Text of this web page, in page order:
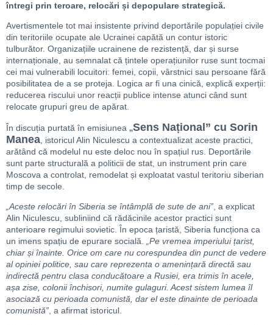
întregi prin teroare, relocări și depopulare strategică.
Avertismentele tot mai insistente privind deportările populației civile
din teritoriile ocupate ale Ucrainei capătă un contur istoric
tulburător. Organizațiile ucrainene de rezistență, dar și surse
internaționale, au semnalat că țintele operațiunilor ruse sunt tocmai
cei mai vulnerabili locuitori: femei, copii, vârstnici sau persoane fără
posibilitatea de a se proteja. Logica ar fi una cinică, explică experții:
reducerea riscului unor reacții publice intense atunci când sunt
relocate grupuri greu de apărat.
În discuția purtată în emisiunea „Sens Național” cu Sorin
Manea , istoricul Alin Niculescu a contextualizat aceste practici,
arătând că modelul nu este deloc nou în spațiul rus. Deportările
sunt parte structurală a politicii de stat, un instrument prin care
Moscova a controlat, remodelat și exploatat vastul teritoriu siberian
timp de secole.
„Aceste relocări în Siberia se întâmplă de sute de ani” , a explicat
Alin Niculescu, subliniind că rădăcinile acestor practici sunt
anterioare regimului sovietic. În epoca țaristă, Siberia funcționa ca
un imens spațiu de epurare socială.
„Pe vremea imperiului țarist,
chiar și înainte. Orice om care nu corespundea din punct de vedere
al opiniei politice, sau care reprezenta o amenințară directă sau
indirectă pentru clasa conducătoare a Rusiei, era trimis în acele,
așa zise, colonii închisori, numite gulaguri. Acest sistem lumea îl
asociază cu perioada comunistă, dar el este dinainte de perioada
comunistă” , a afirmat istoricul.